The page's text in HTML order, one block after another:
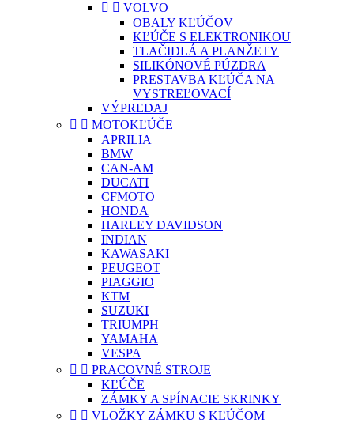
  VOLVO
OBALY KĽÚČOV
KĽÚČE S ELEKTRONIKOU
TLAČIDLÁ A PLANŽETY
SILIKÓNOVÉ PÚZDRA
PRESTAVBA KĽÚČA NA
VYSTREĽOVACÍ
VÝPREDAJ
  MOTOKĽÚČE
APRILIA
BMW
CAN-AM
DUCATI
CFMOTO
HONDA
HARLEY DAVIDSON
INDIAN
KAWASAKI
PEUGEOT
PIAGGIO
KTM
SUZUKI
TRIUMPH
YAMAHA
VESPA
  PRACOVNÉ STROJE
KĽÚČE
ZÁMKY A SPÍNACIE SKRINKY
  VLOŽKY ZÁMKU S KĽÚČOM